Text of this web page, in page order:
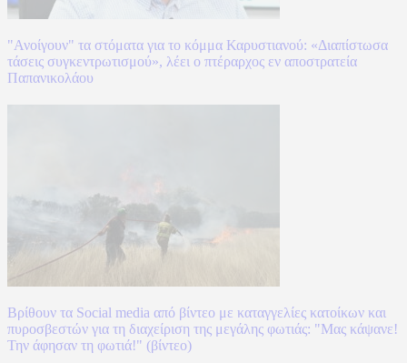
"Ανοίγουν" τα στόματα για το κόμμα Καρυστιανού: «Διαπίστωσα
τάσεις συγκεντρωτισμού», λέει ο πτέραρχος εν αποστρατεία
Παπανικολάου
Βρίθουν τα Social media από βίντεο με καταγγελίες κατοίκων και
πυροσβεστών για τη διαχείριση της μεγάλης φωτιάς: "Μας κάψανε!
Την άφησαν τη φωτιά!" (βίντεο)